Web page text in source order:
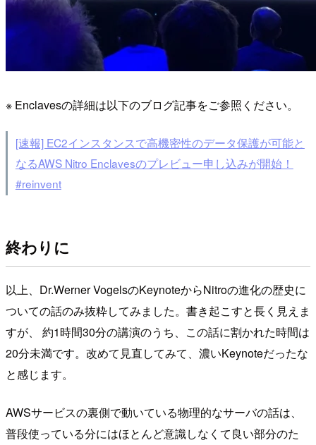
※ Enclavesの詳細は以下のブログ記事をご参照ください。
[速報] EC2インスタンスで高機密性のデータ保護が可能と
なるAWS Nitro Enclavesのプレビュー申し込みが開始！
#reinvent
終わりに
以上、Dr.Werner VogelsのKeynoteからNitroの進化の歴史に
ついての話のみ抜粋してみました。書き起こすと長く見えま
すが、 約1時間30分の講演のうち、この話に割かれた時間は
20分未満です。改めて見直してみて、濃いKeynoteだったな
と感じます。
AWSサービスの裏側で動いている物理的なサーバの話は、
普段使っている分にはほとんど意識しなくて良い部分のた